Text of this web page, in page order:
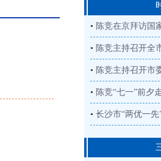
• 陈竞在京拜访国
• 陈竞主持召开全
• 陈竞主持召开市
• 陈竞“七一”前夕
• 长沙市“两优一